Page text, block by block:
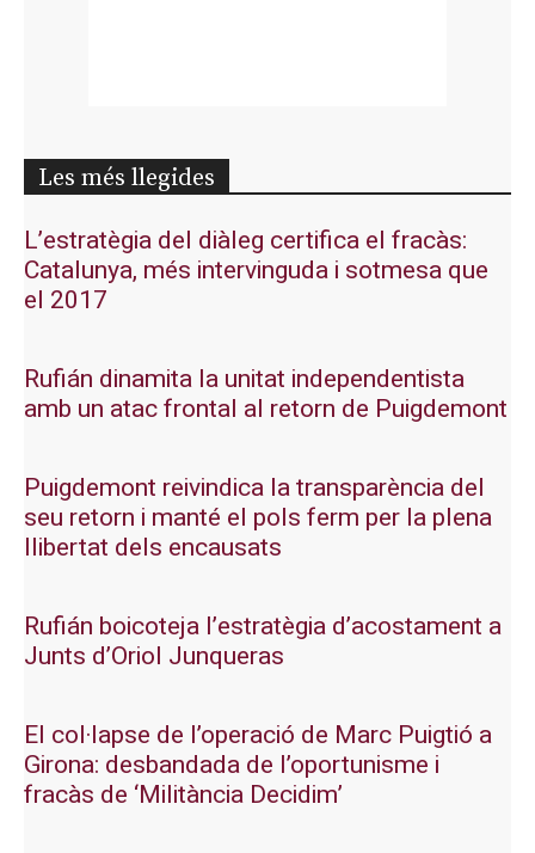
Les més llegides
L’estratègia del diàleg certifica el fracàs:
Catalunya, més intervinguda i sotmesa que
el 2017
Rufián dinamita la unitat independentista
amb un atac frontal al retorn de Puigdemont
Puigdemont reivindica la transparència del
seu retorn i manté el pols ferm per la plena
llibertat dels encausats
Rufián boicoteja l’estratègia d’acostament a
Junts d’Oriol Junqueras
El col·lapse de l’operació de Marc Puigtió a
Girona: desbandada de l’oportunisme i
fracàs de ‘Militància Decidim’